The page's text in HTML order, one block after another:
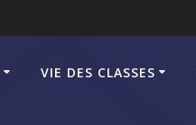
VIE DES CLASSES